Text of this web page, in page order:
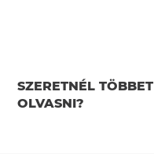
SZERETNÉL TÖBBET
OLVASNI?